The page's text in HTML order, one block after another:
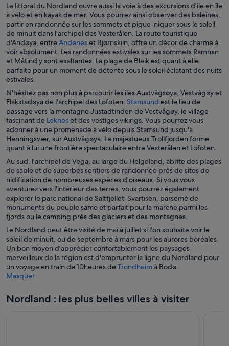
Le littoral du Nordland ouvre aussi la voie à des excursions d'île en île
à vélo et en kayak de mer. Vous pourrez ainsi observer des baleines,
partir en randonnée sur les sommets et pique-niquer sous le soleil
de minuit dans l'archipel des Vesterålen. La route touristique
d'Andøya, entreAndenesS
’
o
u
e
d
a
n
s
u
n
e
n
o
u
v
e
l
e
f
e
n
ê
e
et Bjørnskiin, offre un décor de charme à
voir absolument. Les randonnées estivales sur les sommets Ramnan
et Måtind y sont exaltantes. La plage de Bleik est quant à elle
parfaite pour un moment de détente sous le soleil éclatant des nuits
estivales.
N'hésitez pas non plus à parcourir les îles Austvågsøya, Vestvågøy et
Flakstadøya de l'archipel des Lofoten. Stamsund S
’
o
u
v
r
d
a
n
s
u
n
e
n
o
u
v
e
est le lieu de
passage vers la montagne Justadtinden de Vestvågøy, le village
fascinant de LeknesS
’
o
u
r
e
d
a
n
s
u
n
e
n
o
u
l
et des vestiges vikings. Vous pourrez vous
adonner à une promenade à vélo depuis Stamsund jusqu'à
Henningsvær, sur Austvågøya. Le majestueux Trollfjorden forme
quant à lui une frontière spectaculaire entre Vesterålen et Lofoten.
Au sud, l'archipel de Vega, au large du Helgeland, abrite des plages
de sable et de superbes sentiers de randonnée près de sites de
nidification de nombreuses espèces d'oiseaux. Si vous vous
aventurez vers l'intérieur des terres, vous pourrez également
explorer le parc national de Saltfjellet-Svartisen, parsemé de
monuments du peuple same et parfait pour la marche parmi les
fjords ou le camping près des glaciers et des montagnes.
Le Nordland peut être visité de mai à juillet si l'on souhaite voir le
soleil de minuit, ou de septembre à mars pour les aurores boréales.
Un bon moyen d'apprécier confortablement les paysages
merveilleux de la région est d'emprunter la ligne du Nordland pour
un voyage en train de 10heures deTrondheimS
u
v
à Bodø.
Masquer
Nordland : les plus belles villes à visiter